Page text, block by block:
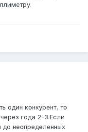
один конкурент, то
года 2-3.Если
до неопределенных